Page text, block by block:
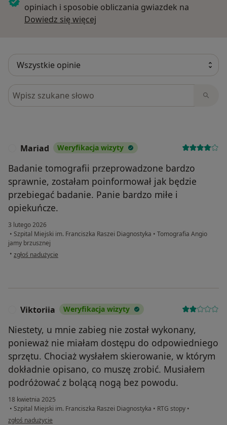
opiniach i sposobie obliczania gwiazdek na
Dowiedz się więcej
Szukaj w opiniach
Mariad Weryfikacja wizyty
Badanie tomografii przeprowadzone bardzo
sprawnie, zostałam poinformował jak będzie
przebiegać badanie. Panie bardzo miłe i
opiekuńcze.
3 lutego 2026
• Szpital Miejski im. Franciszka Raszei Diagnostyka • Tomografia Angio
jamy brzusznej
• w opinii użytkownika Mariad
zgłoś nadużycie
Viktoriia Weryfikacja wizyty
Niestety, u mnie zabieg nie został wykonany,
ponieważ nie miałam dostępu do odpowiedniego
sprzętu. Chociaż wysłałem skierowanie, w którym
dokładnie opisano, co muszę zrobić. Musiałem
podróżować z bolącą nogą bez powodu.
18 kwietnia 2025
• Szpital Miejski im. Franciszka Raszei Diagnostyka • RTG stopy •
w opinii użytkownika Viktoriia
zgłoś nadużycie